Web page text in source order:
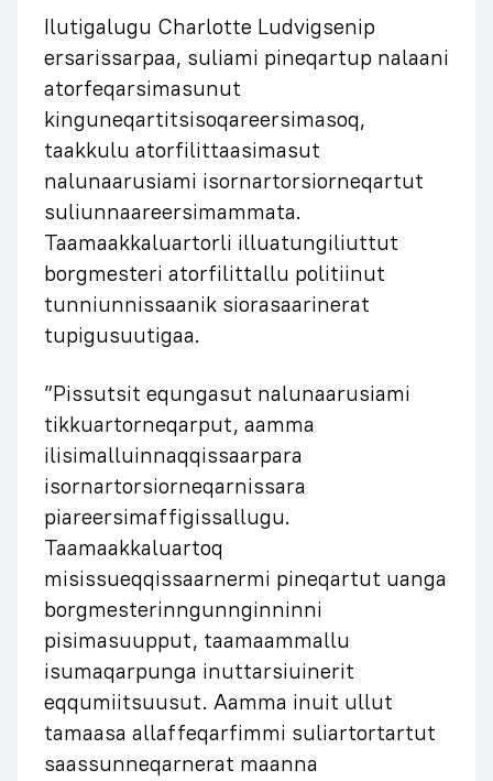
Ilutigalugu Charlotte Ludvigsenip
ersarissarpaa, suliami pineqartup nalaani
atorfeqarsimasunut
kinguneqartitsisoqareersimasoq,
taakkulu atorfilittaasimasut
nalunaarusiami isornartorsiorneqartut
suliunnaareersimammata.
Taamaakkaluartorli illuatungiliuttut
borgmesteri atorfilittallu politiinut
tunniunnissaanik siorasaarinerat
tupigusuutigaa.
”Pissutsit equngasut nalunaarusiami
tikkuartorneqarput, aamma
ilisimalluinnaqqissaarpara
isornartorsiorneqarnissara
piareersimaffigissallugu.
Taamaakkaluartoq
misissueqqissaarnermi pineqartut uanga
borgmesterinngunnginninni
pisimasuupput, taamaammallu
isumaqarpunga inuttarsiuinerit
eqqumiitsuusut. Aamma inuit ullut
tamaasa allaffeqarfimmi suliartortartut
saassunneqarnerat maanna